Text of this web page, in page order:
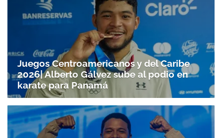
Juegos Centroamericanos y del Caribe
2026| Alberto Gálvez sube al podio en
karate para Panamá